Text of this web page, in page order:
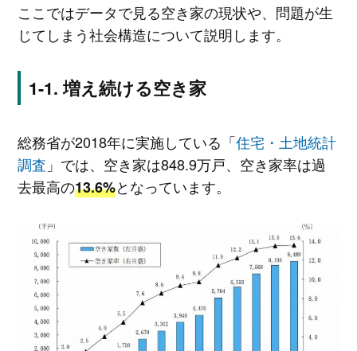
ここではデータで見る空き家の現状や、問題が生
じてしまう社会構造について説明します。
増え続ける空き家
総務省が2018年に実施している「住宅・土地統計
調査 」では、空き家は848.9万戸、空き家率は過
去最高の13.6%となっています。